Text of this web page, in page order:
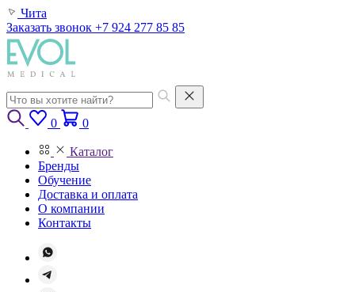
Чита
Заказать звонок +7 924 277 85 85
0 0
Каталог
Бренды
Обучение
Доставка и оплата
О компании
Контакты